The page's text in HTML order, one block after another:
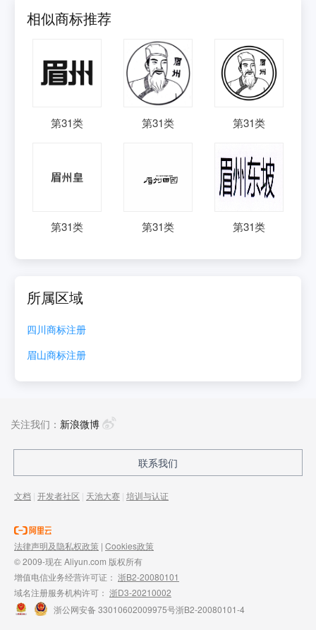
相似商标推荐
第31类 第31类 第31类
第31类 第31类 第31类
所属区域
四川商标注册
眉山商标注册